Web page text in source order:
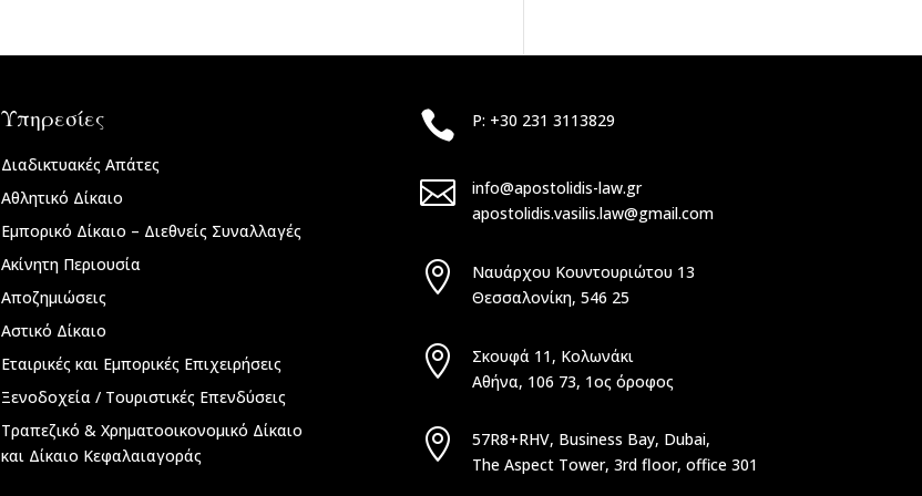
Υπηρεσίες
Διαδικτυακές Απάτες
Αθλητικό Δίκαιο
Εμπορικό Δίκαιο – Διεθνείς Συναλλαγές
Ακίνητη Περιουσία
Αποζημιώσεις
Αστικό Δίκαιο
Εταιρικές και Εμπορικές Επιχειρήσεις
Ξενοδοχεία / Τουριστικές Επενδύσεις
Τραπεζικό & Χρηματοοικονομικό Δίκαιο
και Δίκαιο Κεφαλαιαγοράς
 P: +30 231 3113829

info@apostolidis-law.gr
apostolidis.vasilis.law@gmail.com

Ναυάρχου Κουντουριώτου 13
Θεσσαλονίκη, 546 25

Σκουφά 11, Κολωνάκι
Αθήνα, 106 73, 1ος όροφος

57R8+RHV, Business Bay, Dubai,
The Aspect Tower, 3rd floor, office 301